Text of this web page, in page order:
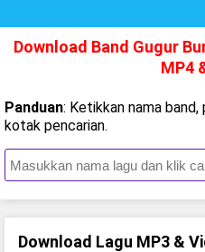
Download Band Gugur
MP4
Panduan: Ketikkan nama
kotak pencarian.
Download Lagu MP3 &